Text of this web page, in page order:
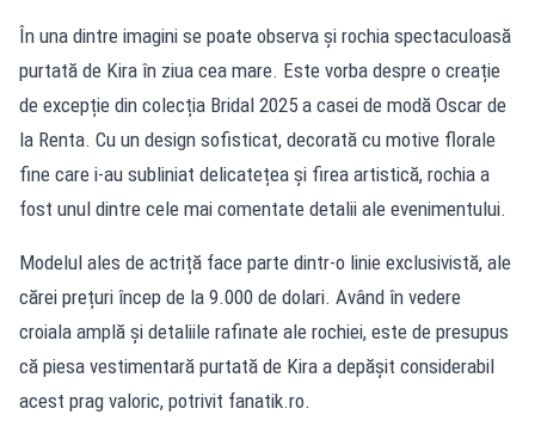
În una dintre imagini se poate observa și rochia spectaculoasă
purtată de Kira în ziua cea mare. Este vorba despre o creație
de excepție din colecția Bridal 2025 a casei de modă Oscar de
la Renta. Cu un design sofisticat, decorată cu motive florale
fine care i-au subliniat delicatețea și firea artistică, rochia a
fost unul dintre cele mai comentate detalii ale evenimentului.
Modelul ales de actriță face parte dintr-o linie exclusivistă, ale
cărei prețuri încep de la 9.000 de dolari. Având în vedere
croiala amplă și detaliile rafinate ale rochiei, este de presupus
că piesa vestimentară purtată de Kira a depășit considerabil
acest prag valoric, potrivit fanatik.ro.